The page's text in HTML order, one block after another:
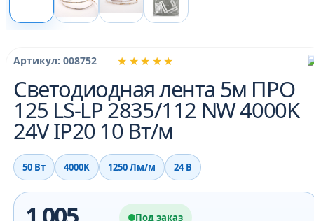
★★★★★
Артикул: 008752
Светодиодная лента 5м ПРО
125 LS-LP 2835/112 NW 4000K
24V IP20 10 Вт/м
50 Вт 4000K 1250 Лм/м 24 В
Под заказ